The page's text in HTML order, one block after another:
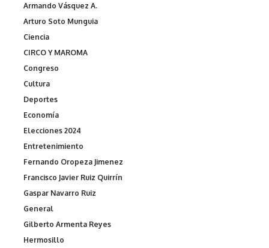
Armando Vásquez A.
Arturo Soto Munguia
Ciencia
CIRCO Y MAROMA
Congreso
Cultura
Deportes
Economía
Elecciones 2024
Entretenimiento
Fernando Oropeza Jimenez
Francisco Javier Ruiz Quirrín
Gaspar Navarro Ruiz
General
Gilberto Armenta Reyes
Hermosillo